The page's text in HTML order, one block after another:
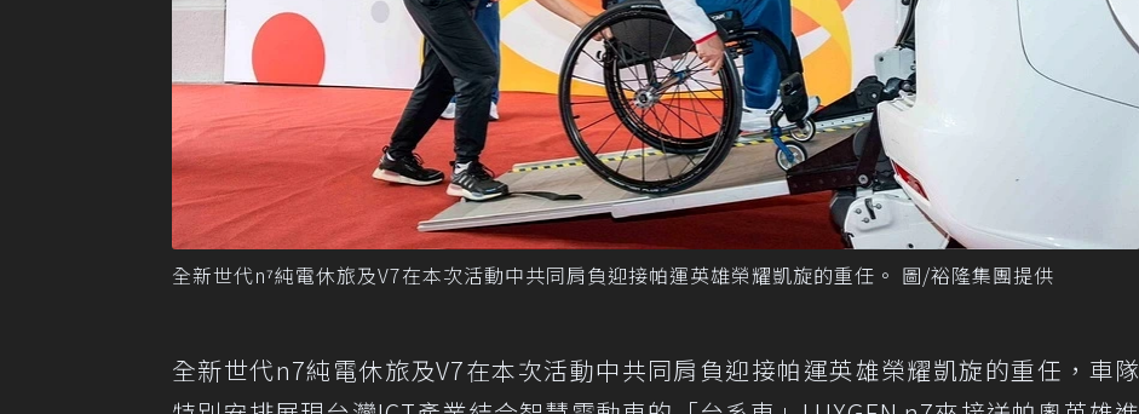
全新世代n⁷純電休旅及V7在本次活動中共同肩負迎接帕運英雄榮耀凱旋的重任。 圖/裕隆集團提供
全新世代n7純電休旅及V7在本次活動中共同肩負迎接帕運英雄榮耀凱旋的重任，車隊